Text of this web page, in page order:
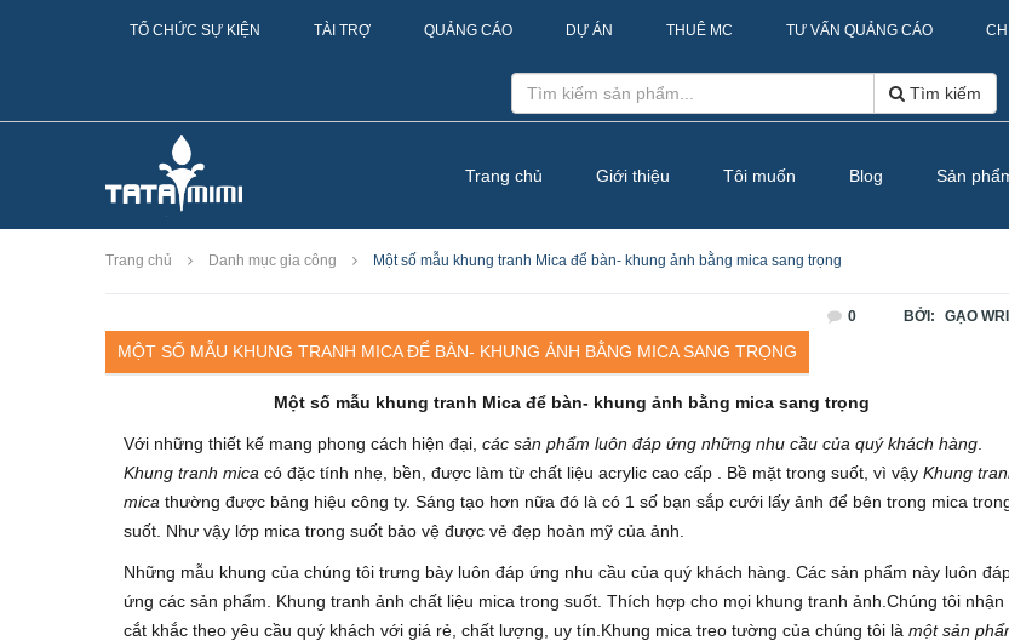
TỔ CHỨC SỰ KIỆN TÀI TRỢ QUẢNG CÁO DỰ ÁN THUÊ MC TƯ VẤN QUẢNG CÁO
Tìm kiếm
Trang chủ Giới thiệu Tôi muốn Blog Sản
Trang chủ Danh mục gia công Một số mẫu khung tranh Mica để bàn- khung ảnh bằng mica sang trọng
MỘT SỐ MẪU KHUNG TRANH MICA ĐỂ BÀN- KHUNG ẢNH BẰNG MICA SANG TRỌNG
0 BỞI: GẠO
Một số mẫu khung tranh Mica để bàn- khung ảnh bằng mica sang trọng
Với những thiết kế mang phong cách hiện đại, các sản phẩm luôn đáp ứng những nhu cầu của quý khách hàng
Khung tranh mica có đặc tính nhẹ, bền, được làm từ chất liệu acrylic cao cấp . Bề mặt trong suốt, vì vậy Khung
mica thường được bảng hiệu công ty. Sáng tạo hơn nữa đó là có 1 số bạn sắp cưới lấy ảnh để bên trong mica
suốt. Như vậy lớp mica trong suốt bảo vệ được vẻ đẹp hoàn mỹ của ảnh.
Những mẫu khung của chúng tôi trưng bày luôn đáp ứng nhu cầu của quý khách hàng. Các sản phẩm này luôn
ứng các sản phẩm. Khung tranh ảnh chất liệu mica trong suốt. Thích hợp cho mọi khung tranh ảnh.Chúng tôi nhận
cắt khắc theo yêu cầu quý khách với giá rẻ, chất lượng, uy tín.Khung mica treo tường của chúng tôi là một sản